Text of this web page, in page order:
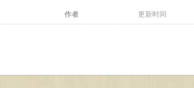
作者 更新时间